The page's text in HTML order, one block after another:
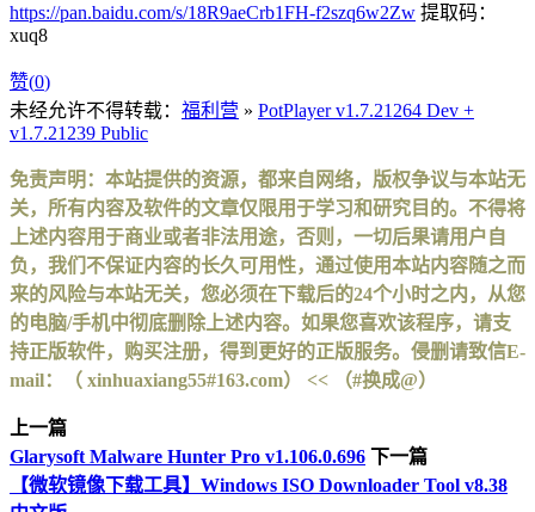
https://pan.baidu.com/s/18R9aeCrb1FH-f2szq6w2Zw 提取码：
xuq8
赞(0)
未经允许不得转载： 福利营 » PotPlayer v1.7.21264 Dev +
v1.7.21239 Public
免责声明：本站提供的资源，都来自网络，版权争议与本站无
关，所有内容及软件的文章仅限用于学习和研究目的。不得将
上述内容用于商业或者非法用途，否则，一切后果请用户自
负，我们不保证内容的长久可用性，通过使用本站内容随之而
来的风险与本站无关，您必须在下载后的24个小时之内，从您
的电脑/手机中彻底删除上述内容。如果您喜欢该程序，请支
持正版软件，购买注册，得到更好的正版服务。侵删请致信E-
mail：（ xinhuaxiang55#163.com） << （#换成@）
上一篇
Glarysoft Malware Hunter Pro v1.106.0.696 下一篇
【微软镜像下载工具】Windows ISO Downloader Tool v8.38